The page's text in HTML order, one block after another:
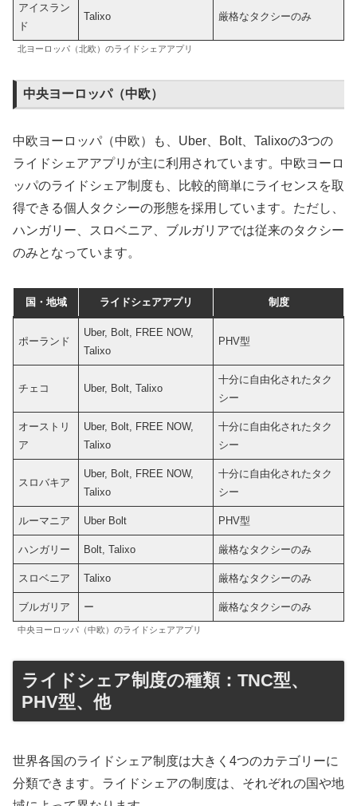
アイスラン
ド
Talixo 厳格なタクシーのみ
北ヨーロッパ（北欧）のライドシェアアプリ
中央ヨーロッパ（中欧）
中欧ヨーロッパ（中欧）も、Uber、Bolt、Talixoの3つの
ライドシェアアプリが主に利用されています。中欧ヨーロ
ッパのライドシェア制度も、比較的簡単にライセンスを取
得できる個人タクシーの形態を採用しています。ただし、
ハンガリー、スロベニア、ブルガリアでは従来のタクシー
のみとなっています。
国・地域 ライドシェアアプリ 制度
ポーランド
Uber, Bolt, FREE NOW,
Talixo
PHV型
チェコ Uber, Bolt, Talixo
十分に自由化されたタク
シー
オーストリ
ア
Uber, Bolt, FREE NOW,
Talixo
十分に自由化されたタク
シー
スロバキア
Uber, Bolt, FREE NOW,
Talixo
十分に自由化されたタク
シー
ルーマニア Uber Bolt PHV型
ハンガリー Bolt, Talixo 厳格なタクシーのみ
スロベニア Talixo 厳格なタクシーのみ
ブルガリア ー 厳格なタクシーのみ
中央ヨーロッパ（中欧）のライドシェアアプリ
ライドシェア制度の種類：TNC型、
PHV型、他
世界各国のライドシェア制度は大きく4つのカテゴリーに
分類できます。ライドシェアの制度は、それぞれの国や地